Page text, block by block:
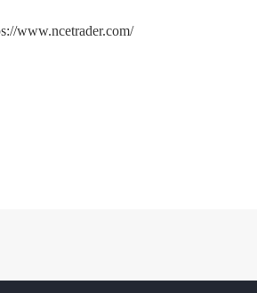
www.ncetrader.com/